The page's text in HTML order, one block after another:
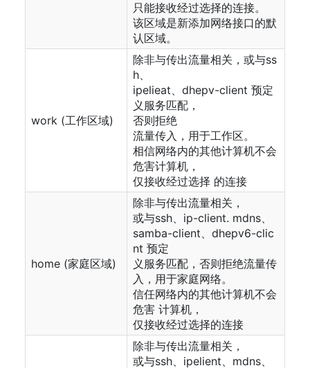
只能接收经过选择的连接。
该区域是新添加网络接口的默
认区域。
work (工作区域)
除非与传出流量相关，或与ss
h、
ipelieat、dhepv-client 预定
义服务匹配，
否则拒绝
流量传入，用于工作区。
相信网络内的其他计算机不会
危害计算机，
仅接收经过选择 的连接
home (家庭区域)
除非与传出流量相关，
或与ssh、ip-client. mdns、
samba-client、dhepv6-clic
nt 预定
义服务匹配，否则拒绝流量传
入，用于家庭网络。
信任网络内的其他计算机不会
危害 计算机，
仅接收经过选择的连接
除非与传出流量相关，
或与ssh、ipelient、mdns、